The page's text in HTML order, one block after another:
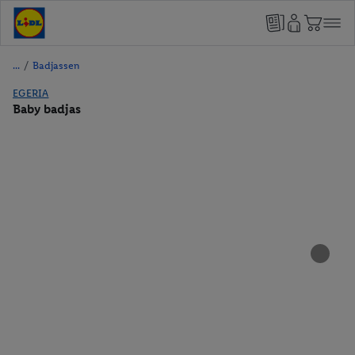
/ Badjassen
EGERIA
Baby badjas